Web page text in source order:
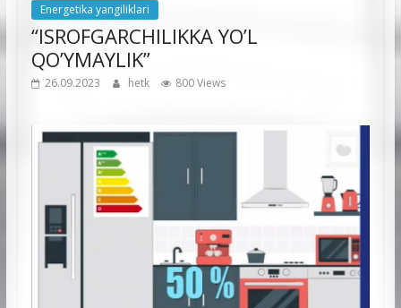
Energetika yangiliklari
“ISROFGARCHILIKKA YO’L
QO’YMAYLIK”
26.09.2023 hetk 800 Views